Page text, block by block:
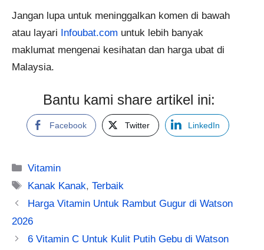
Jangan lupa untuk meninggalkan komen di bawah
atau layari
Infoubat.com untuk lebih banyak
maklumat mengenai kesihatan dan harga ubat di
Malaysia.
Bantu kami share artikel ini:
Facebook Twitter LinkedIn
Categories
Vitamin
Tags
Kanak Kanak,Terbaik
Harga Vitamin Untuk Rambut Gugur di Watson
2026
6 Vitamin C Untuk Kulit Putih Gebu di Watson